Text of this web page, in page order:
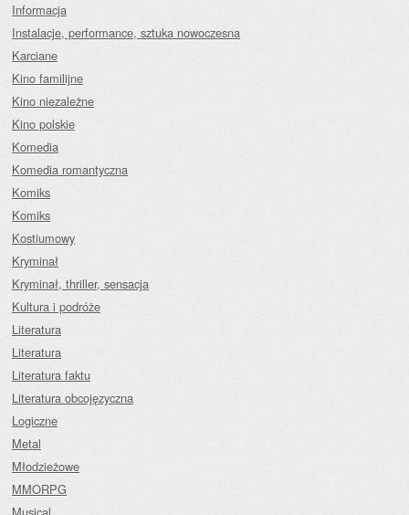
Informacja
Instalacje, performance, sztuka nowoczesna
Karciane
Kino familijne
Kino niezależne
Kino polskie
Komedia
Komedia romantyczna
Komiks
Komiks
Kostiumowy
Kryminał
Kryminał, thriller, sensacja
Kultura i podróże
Literatura
Literatura
Literatura faktu
Literatura obcojęzyczna
Logiczne
Metal
Młodzieżowe
MMORPG